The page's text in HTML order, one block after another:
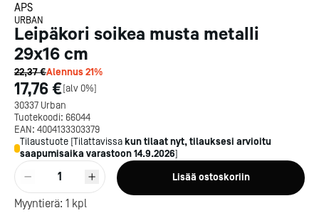
APS
URBAN
Leipäkori soikea musta metalli
29x16 cm
22,37 €Alennus21%
17,76 €[alv 0%]
30337 Urban
Tuotekoodi: 66044
EAN: 4004133303379
Tilaustuote [Tilattavissa kun tilaat nyt, tilauksesi arvioitu
saapumisaika varastoon14.9.2026]
1 Lisää ostoskoriin
Myyntierä: 1 kpl
Kotipizza on vuonna 1987
perustettu yritys, jolla on yli